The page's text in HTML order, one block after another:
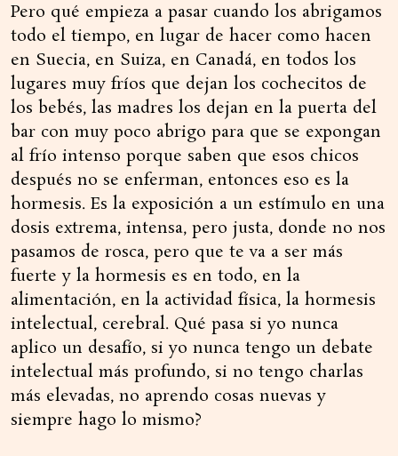
Pero qué empieza a pasar cuando los abrigamos
todo el tiempo, en lugar de hacer como hacen
en Suecia, en Suiza, en Canadá, en todos los
lugares muy fríos que dejan los cochecitos de
los bebés, las madres los dejan en la puerta del
bar con muy poco abrigo para que se expongan
al frío intenso porque saben que esos chicos
después no se enferman, entonces eso es la
hormesis. Es la exposición a un estímulo en una
dosis extrema, intensa, pero justa, donde no nos
pasamos de rosca, pero que te va a ser más
fuerte y la hormesis es en todo, en la
alimentación, en la actividad física, la hormesis
intelectual, cerebral. Qué pasa si yo nunca
aplico un desafío, si yo nunca tengo un debate
intelectual más profundo, si no tengo charlas
más elevadas, no aprendo cosas nuevas y
siempre hago lo mismo?